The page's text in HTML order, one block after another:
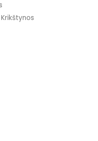
Krikštynos